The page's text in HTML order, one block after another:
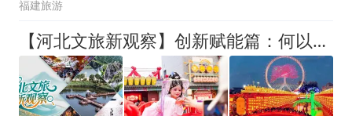
福建旅游
【河北文旅新观察】创新赋能篇：何以常来常新？